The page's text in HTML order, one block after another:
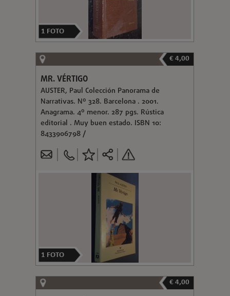
1 FOTO
€ 4,00
MR. VÉRTIGO
AUSTER, Paul Colección Panorama de
Narrativas. Nº 328. Barcelona . 2001.
Anagrama. 4º menor. 287 pgs. Rústica
editorial . Muy buen estado. ISBN 10:
8433906798 /
1 FOTO
€ 4,00